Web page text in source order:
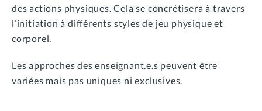
des actions physiques. Cela se concrétisera à travers
l’initiation à différents styles de jeu physique et
corporel.
Les approches des enseignant.e.s peuvent être
variées mais pas uniques ni exclusives.